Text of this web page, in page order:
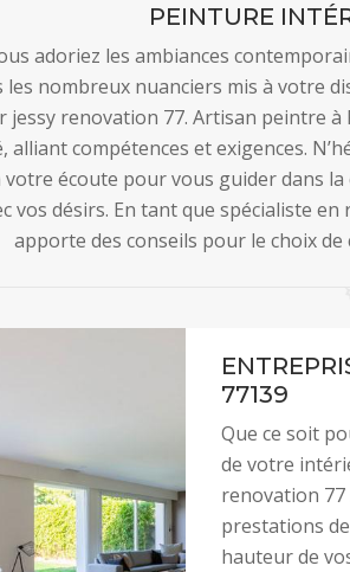
PEINTURE
adoriez les ambiances
les nombreux nuanciers mis à votre
jessy renovation 77. Artisan peintre
alliant compétences et exigences.
votre écoute pour vous guider dans
vos désirs. En tant que spécialiste
apporte des conseils pour le choix
77139
Que ce soit
de votre
renovation 77
prestations
hauteur de